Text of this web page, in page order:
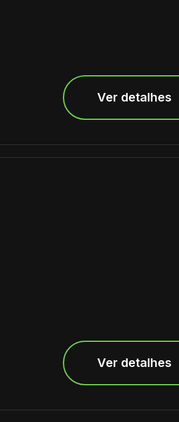
Ver detalhes
Ver detalhes